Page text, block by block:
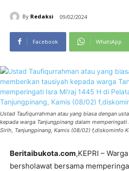
By Redaksi 09/02/2024
Facebook WhatsApp
Ustad Taufiqurrahman atau yang biasa dengan
kepada warga Tanjungpinang dalam
Sirih, Tanjungpinang, Kamis (08/02) f,diskominfo
Beritaibukota.com,KEPRI –
bersholawat bersama